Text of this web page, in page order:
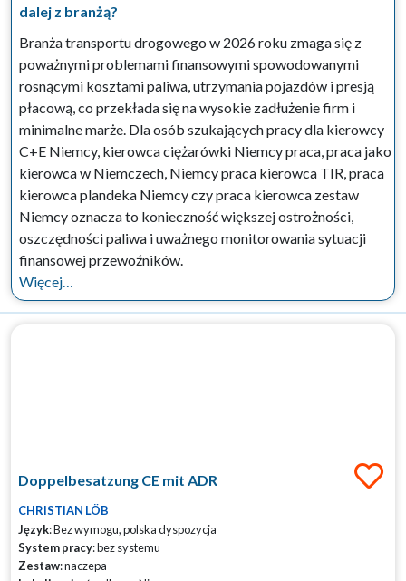
dalej z branżą?
Branża transportu drogowego w 2026 roku zmaga się z
poważnymi problemami finansowymi spowodowanymi
rosnącymi kosztami paliwa, utrzymania pojazdów i presją
płacową, co przekłada się na wysokie zadłużenie firm i
minimalne marże. Dla osób szukających pracy dla kierowcy
C+E Niemcy, kierowca ciężarówki Niemcy praca, praca jako
kierowca w Niemczech, Niemcy praca kierowca TIR, praca
kierowca plandeka Niemcy czy praca kierowca zestaw
Niemcy oznacza to konieczność większej ostrożności,
oszczędności paliwa i uważnego monitorowania sytuacji
finansowej przewoźników.
Więcej…
Doppelbesatzung CE mit ADR
CHRISTIAN LÖB
Język: Bez wymogu, polska dyspozycja
System pracy: bez systemu
Zestaw: naczepa